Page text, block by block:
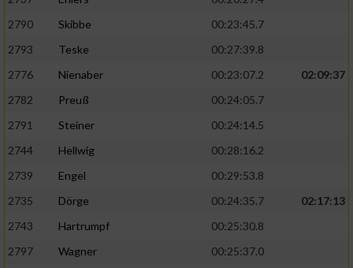
2790
Skibbe
00:23:45.7
2793
Teske
00:27:39.8
2776
Nienaber 00:23:07.2
02:09:37
2782
Preuß
00:24:05.7
2791
Steiner
00:24:14.5
2744
Hellwig
00:28:16.2
2739
Engel
00:29:53.8
2735
Dörge 00:24:35.7
02:17:13
2743
Hartrumpf
00:25:30.8
2797
Wagner
00:25:37.0